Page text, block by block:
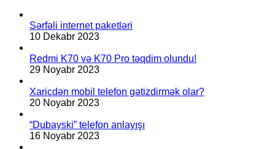
Sərfəli internet paketləri
10 Dekabr 2023
Redmi K70 və K70 Pro təqdim olundu!
29 Noyabr 2023
Xaricdən mobil telefon gətizdirmək olar?
20 Noyabr 2023
“Dubayski” telefon anlayışı
16 Noyabr 2023